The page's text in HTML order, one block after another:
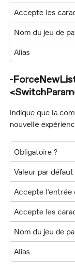
Accepte les
Nom du jeu de
Alias
-
Indique que la
nouvelle
Obligatoire ?
Valeur par défaut
Accepte l'entrée
Accepte les
Nom du jeu de
Alias